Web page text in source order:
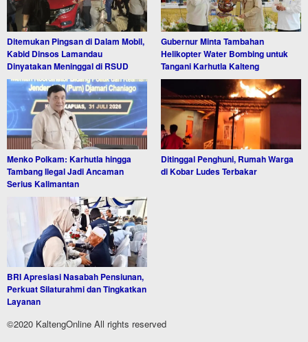
Ditemukan Pingsan di Dalam Mobil,
Kabid Dinsos Lamandau
Dinyatakan Meninggal di RSUD
Gubernur Minta Tambahan
Helikopter Water Bombing untuk
Tangani Karhutla Kalteng
Menko Polkam: Karhutla hingga
Tambang Ilegal Jadi Ancaman
Serius Kalimantan
Ditinggal Penghuni, Rumah Warga
di Kobar Ludes Terbakar
BRI Apresiasi Nasabah Pensiunan,
Perkuat Silaturahmi dan Tingkatkan
Layanan
©2020 KaltengOnline All rights reserved